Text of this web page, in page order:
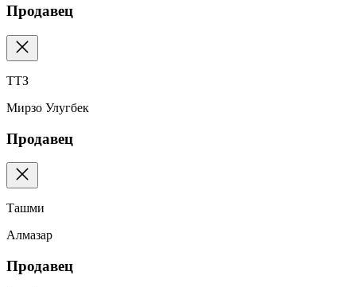
Продавец
ТТЗ
Мирзо Улугбек
Продавец
Ташми
Алмазар
Продавец